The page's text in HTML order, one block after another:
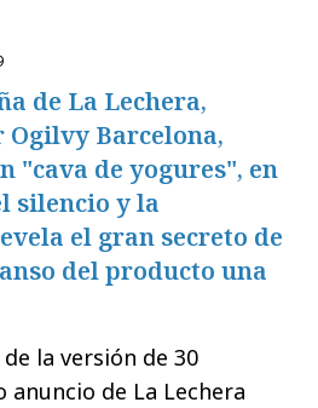
de La Lechera,
Barcelona,
"cava de yogures", en
silencio y la
el gran secreto de
del producto una
la versión de 30
anuncio de La Lechera